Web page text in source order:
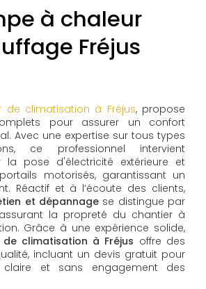
à chaleur
Fréjus
de climatisation à Fréjus, propose
pour assurer un confort
Avec une expertise sur tous types
ce professionnel intervient
la pose d'électricité extérieure et
motorisés, garantissant un
Réactif et à l’écoute des clients,
et dépannage se distingue par
la propreté du chantier à
Grâce à une expérience solide,
climatisation à Fréjus offre des
incluant un devis gratuit pour
claire et sans engagement des